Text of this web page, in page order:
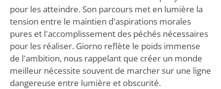
pour les atteindre. Son parcours met en lumière la
tension entre le maintien d'aspirations morales
pures et l'accomplissement des péchés nécessaires
pour les réaliser. Giorno reflète le poids immense
de l'ambition, nous rappelant que créer un monde
meilleur nécessite souvent de marcher sur une ligne
dangereuse entre lumière et obscurité.